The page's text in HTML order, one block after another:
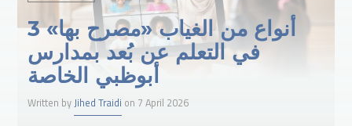
3 أنواع من الغياب «مصرح بها»
في التعلم عن بُعد بمدارس
أبوظبي الخاصة
Written byJihed Traidi on 7 April 2026